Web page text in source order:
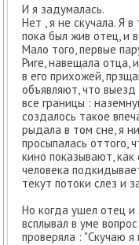
И я задумалась.
Нет , я не скучала. Я
пока был жив отец, и
Мало того, первые
Риге, навещала отца,
в его прихожей,
объявляют, что
все границы :
создалось такое
рыдала в том сне, я
просыпалась оттого,
кино показывают, как
человека
текут потоки слез и
Но когда ушел отец и
всплывал в уме
проверяла : "Скучаю я